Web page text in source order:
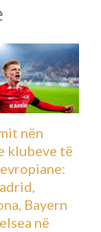
nën
klubeve të
Bayern
në